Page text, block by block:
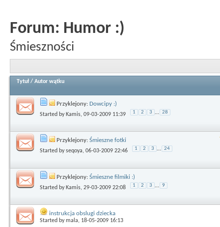
Forum: Humor :)
Śmieszności
Tytuł / Autor wątku
Przyklejony: Dowcipy :)
Started by Kamis, 09-03-2009 11:39 1 2 3 ... 28
Przyklejony: Śmieszne fotki
Started byseqoya, 06-03-2009 22:46 1 2 3 ... 24
Przyklejony: Śmieszne filmiki :)
Started by Kamis, 29-03-2009 22:08 1 2 3 ... 9
instrukcja obslugi dziecka
Started bymala, 18-05-2009 16:13